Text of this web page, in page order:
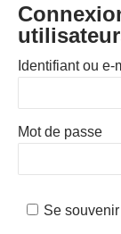
Identifiant ou e-
Mot de passe
Se